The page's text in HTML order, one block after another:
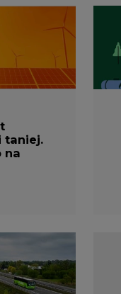
taniej.
na